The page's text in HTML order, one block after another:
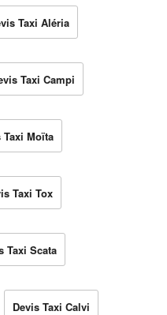
Taxi Aléria
Taxi Campi
Taxi Moïta
Taxi Tox
Taxi Scata
Devis Taxi Calvi